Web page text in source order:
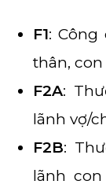
F1: Công
thân,
F2A:
lãnh vợ/
F2B:
lãnh